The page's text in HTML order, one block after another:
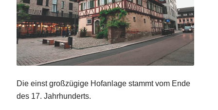
Die einst großzügige Hofanlage stammt vom Ende
des 17. Jahrhunderts.